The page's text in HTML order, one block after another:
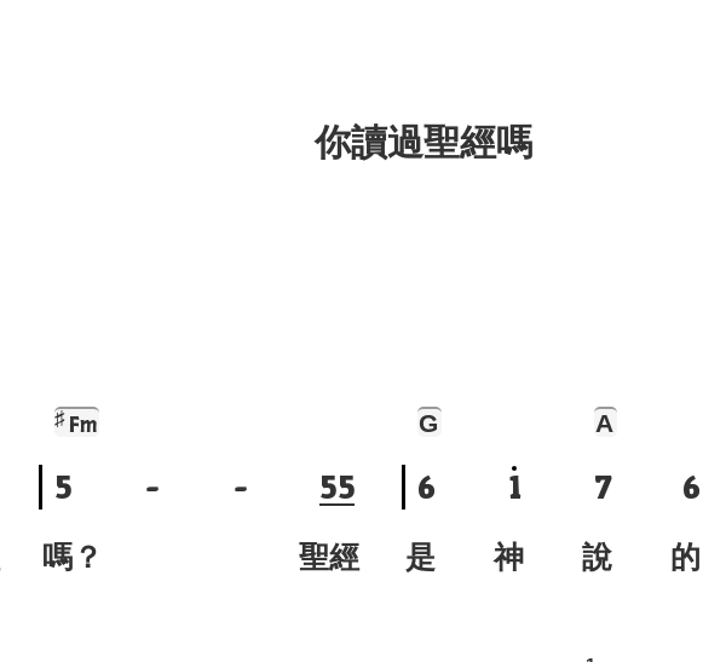
你讀過聖經嗎
♯ Fm
5 - - 55
嗎？ 聖經
G A
6 1 7 6
是 神 說 的